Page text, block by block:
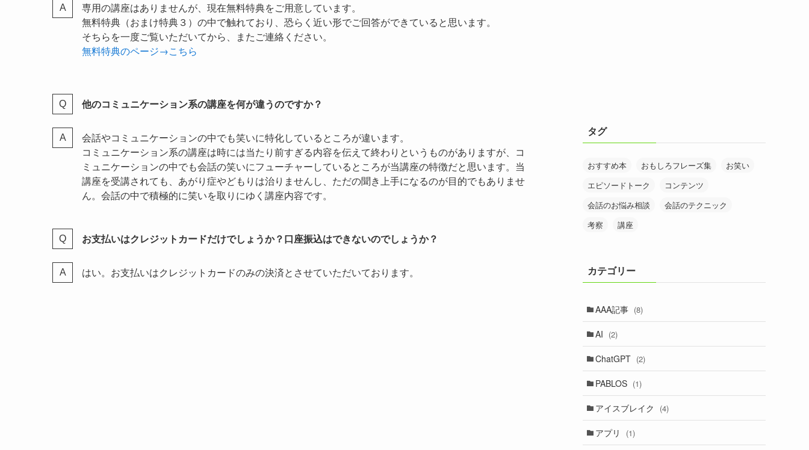
専用の講座はありませんが、現在無料特典をご用意しています。
無料特典（おまけ特典３）の中で触れており、恐らく近い形でご回答ができていると思います。
そちらを一度ご覧いただいてから、またご連絡ください。
無料特典のページ→こちら
他のコミュニケーション系の講座を何が違うのですか？
会話やコミュニケーションの中でも笑いに特化しているところが違います。
コミュニケーション系の講座は時には当たり前すぎる内容を伝えて終わりというものがありますが、コ
ミュニケーションの中でも会話の笑いにフューチャーしているところが当講座の特徴だと思います。当
講座を受講されても、あがり症やどもりは治りませんし、ただの聞き上手になるのが目的でもありませ
ん。会話の中で積極的に笑いを取りにゆく講座内容です。
お支払いはクレジットカードだけでしょうか？口座振込はできないのでしょうか？
はい。お支払いはクレジットカードのみの決済とさせていただいております。
タグ
おすすめ本 おもしろフレーズ集
お笑い
エピソードトーク
コンテンツ
会話のお悩み相談
会話のテクニック
考察
講座
カテゴリー
AAA記事 (8)
AI (2)
ChatGPT (2)
PABLOS (1)
アイスブレイク (4)
アプリ (1)